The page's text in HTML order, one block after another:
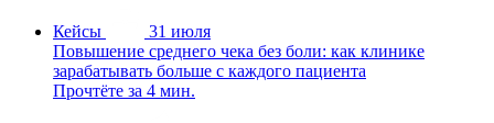
Кейсы
31 июля
Повышение среднего чека без боли: как клинике
зарабатывать больше с каждого пациента
Прочтёте за 4 мин.